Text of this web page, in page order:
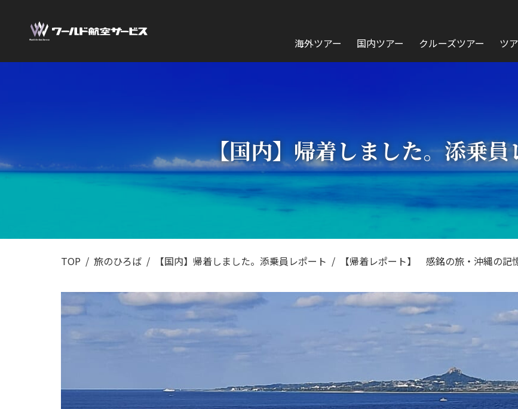
海外ツアー 国内ツアー クルーズツアー ツ
【国内】帰着しました。添乗員
TOP 旅のひろば 【国内】帰着しました。添乗員レポート 【帰着レポート】 感銘の旅・沖縄の